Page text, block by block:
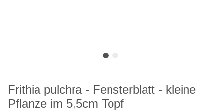
Frithia pulchra - Fensterblatt - kleine
Pflanze im 5,5cm Topf